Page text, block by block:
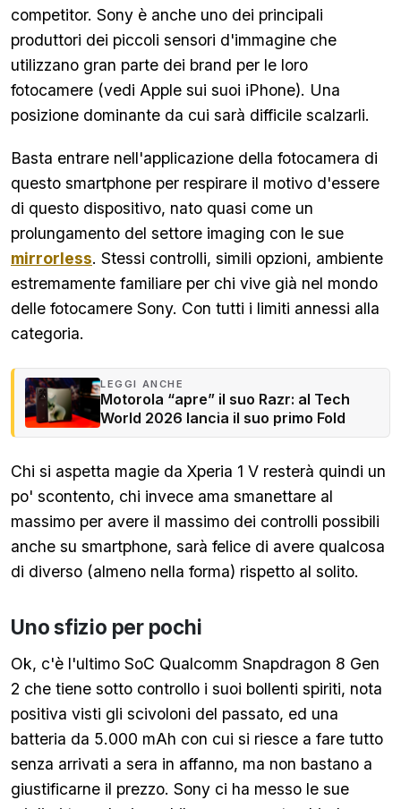
competitor. Sony è anche uno dei principali
produttori dei piccoli sensori d'immagine che
utilizzano gran parte dei brand per le loro
fotocamere (vedi Apple sui suoi iPhone). Una
posizione dominante da cui sarà difficile scalzarli.
Basta entrare nell'applicazione della fotocamera di
questo smartphone per respirare il motivo d'essere
di questo dispositivo, nato quasi come un
prolungamento del settore imaging con le sue
mirrorless. Stessi controlli, simili opzioni, ambiente
estremamente familiare per chi vive già nel mondo
delle fotocamere Sony. Con tutti i limiti annessi alla
categoria.
LEGGI ANCHE
Motorola “apre” il suo Razr: al Tech
World 2026 lancia il suo primo Fold
Chi si aspetta magie da Xperia 1 V resterà quindi un
po' scontento, chi invece ama smanettare al
massimo per avere il massimo dei controlli possibili
anche su smartphone, sarà felice di avere qualcosa
di diverso (almeno nella forma) rispetto al solito.
Uno sfizio per pochi
Ok, c'è l'ultimo SoC Qualcomm Snapdragon 8 Gen
2 che tiene sotto controllo i suoi bollenti spiriti, nota
positiva visti gli scivoloni del passato, ed una
batteria da 5.000 mAh con cui si riesce a fare tutto
senza arrivati a sera in affanno, ma non bastano a
giustificarne il prezzo. Sony ci ha messo le sue